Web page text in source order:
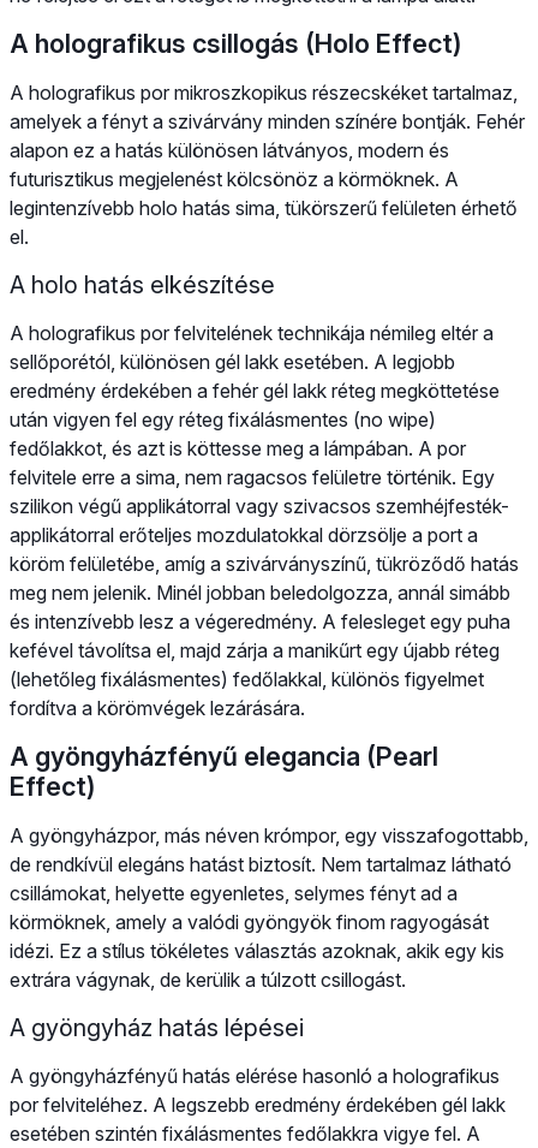
A holografikus csillogás (Holo Effect)
A holografikus por mikroszkopikus részecskéket tartalmaz,
amelyek a fényt a szivárvány minden színére bontják. Fehér
alapon ez a hatás különösen látványos, modern és
futurisztikus megjelenést kölcsönöz a körmöknek. A
legintenzívebb holo hatás sima, tükörszerű felületen érhető
el.
A holo hatás elkészítése
A holografikus por felvitelének technikája némileg eltér a
sellőporétól, különösen gél lakk esetében. A legjobb
eredmény érdekében a fehér gél lakk réteg megköttetése
után vigyen fel egy réteg fixálásmentes (no wipe)
fedőlakkot, és azt is köttesse meg a lámpában. A por
felvitele erre a sima, nem ragacsos felületre történik. Egy
szilikon végű applikátorral vagy szivacsos szemhéjfesték-
applikátorral erőteljes mozdulatokkal dörzsölje a port a
köröm felületébe, amíg a szivárványszínű, tükröződő hatás
meg nem jelenik. Minél jobban beledolgozza, annál simább
és intenzívebb lesz a végeredmény. A felesleget egy puha
kefével távolítsa el, majd zárja a manikűrt egy újabb réteg
(lehetőleg fixálásmentes) fedőlakkal, különös figyelmet
fordítva a körömvégek lezárására.
A gyöngyházfényű elegancia (Pearl
Effect)
A gyöngyházpor, más néven krómpor, egy visszafogottabb,
de rendkívül elegáns hatást biztosít. Nem tartalmaz látható
csillámokat, helyette egyenletes, selymes fényt ad a
körmöknek, amely a valódi gyöngyök finom ragyogását
idézi. Ez a stílus tökéletes választás azoknak, akik egy kis
extrára vágynak, de kerülik a túlzott csillogást.
A gyöngyház hatás lépései
A gyöngyházfényű hatás elérése hasonló a holografikus
por felviteléhez. A legszebb eredmény érdekében gél lakk
esetében szintén fixálásmentes fedőlakkra vigye fel. A